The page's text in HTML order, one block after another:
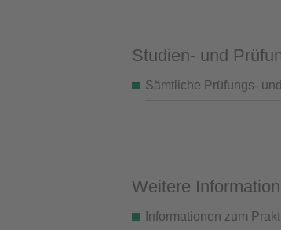
Studien- und
Sämtliche Prüfungs-
Weitere
Informationen zum